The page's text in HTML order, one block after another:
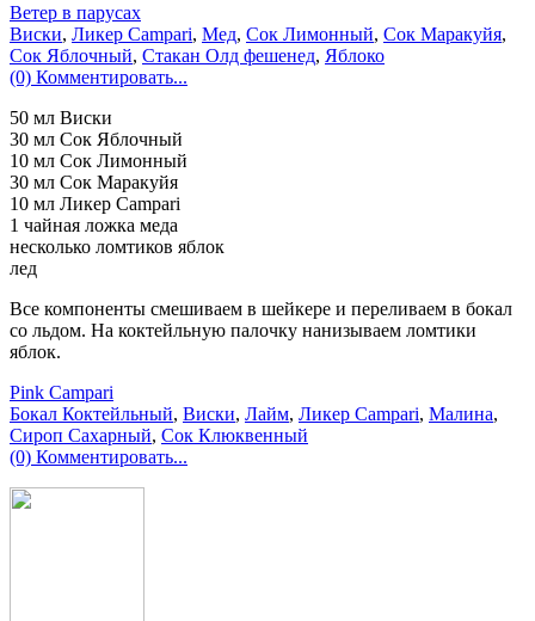
Ветер в парусах
Виски, Ликер Campari, Мед, Сок Лимонный, Сок Маракуйя,
Сок Яблочный, Стакан Олд фешенед, Яблоко
(0) Комментировать...
50 мл Виски
30 мл Сок Яблочный
10 мл Сок Лимонный
30 мл Сок Маракуйя
10 мл Ликер Campari
1 чайная ложка меда
несколько ломтиков яблок
лед
Все компоненты смешиваем в шейкере и переливаем в бокал
со льдом. На коктейльную палочку нанизываем ломтики
яблок.
Pink Campari
Бокал Коктейльный, Виски, Лайм, Ликер Campari, Малина,
Сироп Сахарный, Сок Клюквенный
(0) Комментировать...